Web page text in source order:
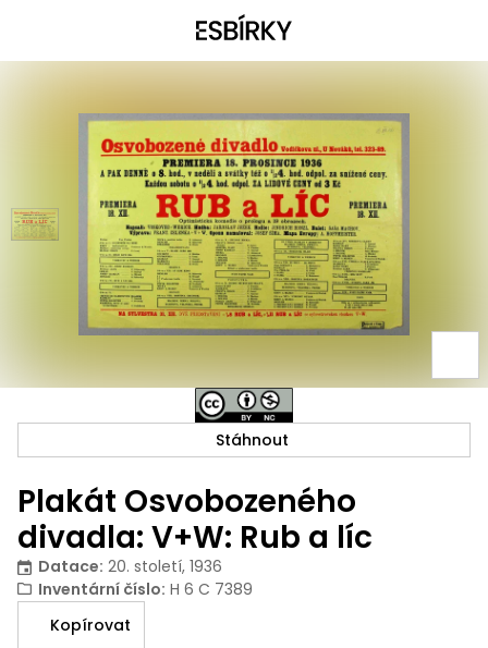
Plakát Osvobozeného
divadla: V+W: Rub a líc
Datace: 20. století, 1936
Inventární číslo: H 6 C 7389
Kopírovat
Stáhnout